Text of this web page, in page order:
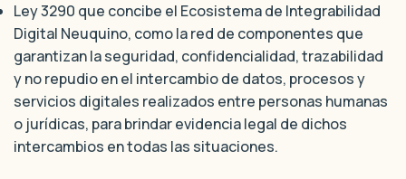
Ley 3290 que concibe el Ecosistema de Integrabilidad
Digital Neuquino, como la red de componentes que
garantizan la seguridad, confidencialidad, trazabilidad
y no repudio en el intercambio de datos, procesos y
servicios digitales realizados entre personas humanas
o jurídicas, para brindar evidencia legal de dichos
intercambios en todas las situaciones.